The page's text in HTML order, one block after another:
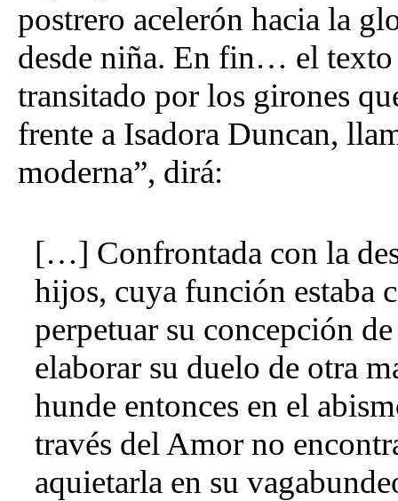
postrero acelerón hacia la
desde niña. En fin… el texto
transitado por los girones
frente a Isadora Duncan,
moderna”, dirá:
[…] Confrontada con la
hijos, cuya función estaba
perpetuar su concepción
elaborar su duelo de otra
hunde entonces en el
través del Amor no
aquietarla en su